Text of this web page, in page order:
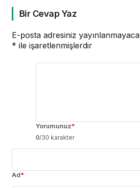
Bir Cevap Yaz
E-posta adresiniz
* ile işaretlenmişlerdir
Yorumunuz*
0/30 karakter
Ad*